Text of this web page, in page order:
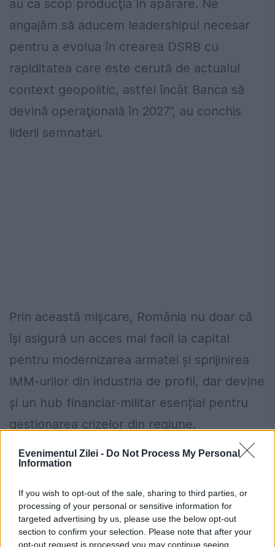
Evenimentul Zilei - Do Not Process My Personal
Information
If you wish to opt-out of the sale, sharing to third parties, or
processing of your personal or sensitive information for
targeted advertising by us, please use the below opt-out
section to confirm your selection. Please note that after your
opt-out request is processed you may continue seeing
au ca scop producţia în apărare. Ne
angajăm să aducem leadershipul necesar
pentru a evolua în crearea DSRB cu
rapiditatea care este cerută de actualul
context geopolitic, astfel încât Banca să
devină operaţională în 2027”, au conchis
liderii semnatari.
Prin această mișcare, România nu doar că
își asigură un acces mai facil la capital
pentru modernizarea armatei și sprijinirea
IMM-urilor din industria de profil, dar devine
și un hub financiar-militar esențial pentru
gestionarea crizelor din regiune.
ANM schimbă prognoza: furtuni
avertizărilor pentru următoarele trei zile
Prețurile carburanților joi, 6 august
2026. Lista stațiilor cu cele mai mici